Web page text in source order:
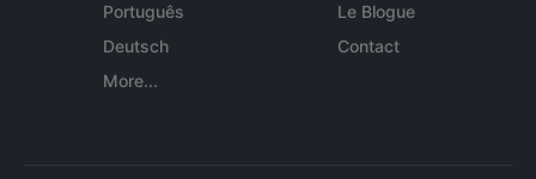
Português
Deutsch
More...
Le Blogue
Contact